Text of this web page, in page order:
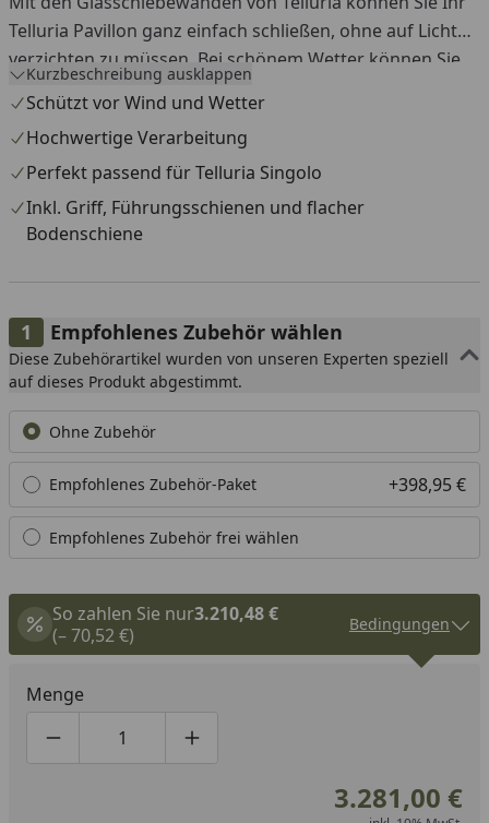
Telluria Pavillon ganz einfach schließen, ohne auf Licht
verzichten zu müssen. Bei schönem Wetter können Sie
die Schiebetüren öffnen und verwandeln die Lounge an
kälteren Tagen in einen geschlossenen Raum. Die
Schiebetüren verlängern somit die Nutzungsdauer Ihres
Gartenhauses und einer Verwendung als Home-Office
Rückzugsort steht nichts im Wege! Die Telluria-
Glasschiebewände werden inklusive Griff,
Kurzbeschreibung ausklappen
Schützt vor Wind und Wetter
Hochwertige Verarbeitung
Perfekt passend für Telluria Singolo
Inkl. Griff, Führungsschienen und flacher
Bodenschiene
Empfohlenes Zubehör wählen
Diese Zubehörartikel wurden von unseren Experten speziell
auf dieses Produkt abgestimmt.
Ohne Zubehör
Empfohlenes Zubehör-Paket +398,95 €
Empfohlenes Zubehör frei wählen
So zahlen Sie nur3.210,48 €
(– 70,52 €)
Bedingungen
Menge
Produktmenge um eins verringern
Produktmenge manuell eingeben
Produktmenge um eins erhöhen
3.281,00 €